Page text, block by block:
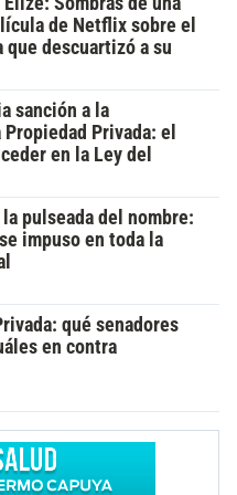
de Netflix sobre el
que descuartizó a su
sanción a la
Privada: el
en la Ley del
pulseada del nombre:
impuso en toda la
qué senadores
en contra